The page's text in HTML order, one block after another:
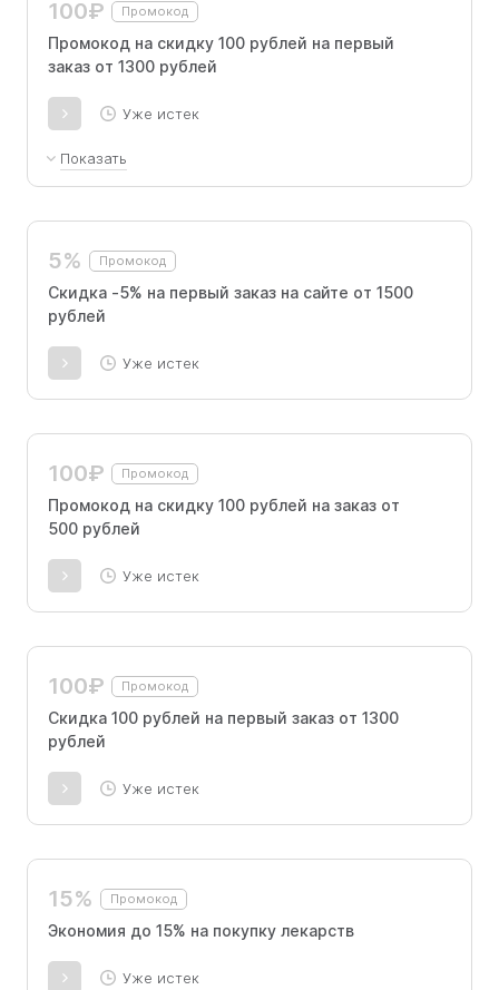
100₽ Промокод
Промокод на скидку 100 рублей на первый
заказ от 1300 рублей
Уже истек
Показать
₽ в мобильном приложении ГОРЗДРАВ по
5% Промокод
Скидка -5% на первый заказ на сайте от 1500
рублей
Уже истек
100₽ Промокод
Промокод на скидку 100 рублей на заказ от
500 рублей
Уже истек
100₽ Промокод
Скидка 100 рублей на первый заказ от 1300
рублей
Уже истек
15% Промокод
Экономия до 15% на покупку лекарств
Уже истек